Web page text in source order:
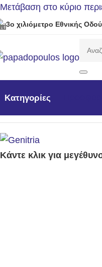
Μετάβαση στο κύριο
3ο χιλιόμετρο Εθνικής
Κατηγορίες
Κάντε κλικ για